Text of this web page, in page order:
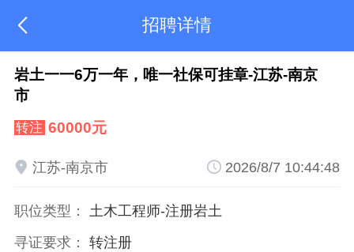
 招聘详情
岩土一一6万一年，唯一社保可挂章-江苏-南京
市
转注 60000元
 江苏-南京市  2026/8/7 10:44:48
职位类型： 土木工程师-注册岩土
寻证要求： 转注册